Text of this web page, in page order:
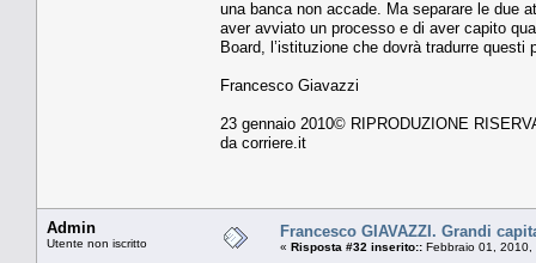
una banca non accade. Ma separare le due
aver avviato un processo e di aver capito
Board, l’istituzione che dovrà tradurre questi
Francesco Giavazzi
23 gennaio 2010© RIPRODUZIONE
da corriere.it
Admin
Utente non iscritto
Francesco GIAVAZZI. Grandi
« Risposta #32 inserito:: Febbraio 01, 2010,